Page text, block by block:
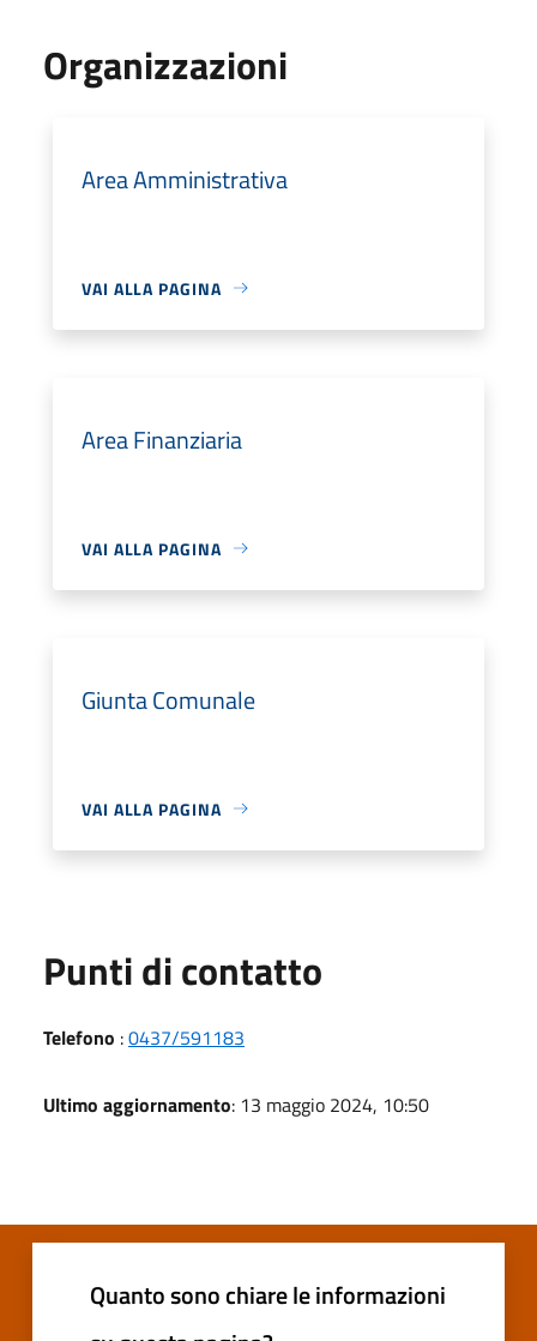
Organizzazioni
Area Amministrativa
VAI ALLA PAGINA
Area Finanziaria
VAI ALLA PAGINA
Giunta Comunale
VAI ALLA PAGINA
Punti di contatto
Telefono :0437/591183
Ultimo aggiornamento: 13 maggio 2024, 10:50
Quanto sono chiare le informazioni